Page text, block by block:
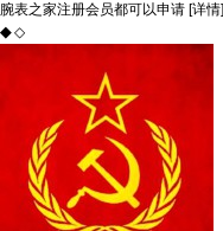
腕表之家注册会员都可以申请 [详情]
◆ ◇